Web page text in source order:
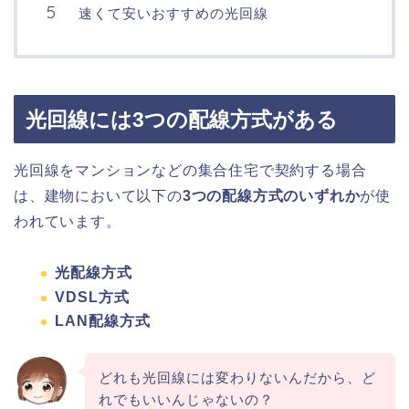
速くて安いおすすめの光回線
光回線には3つの配線方式がある
光回線をマンションなどの集合住宅で契約する場合
は、建物において以下の3つの配線方式のいずれかが使
われています。
光配線方式
VDSL方式
LAN配線方式
どれも光回線には変わりないんだから、ど
れでもいいんじゃないの？